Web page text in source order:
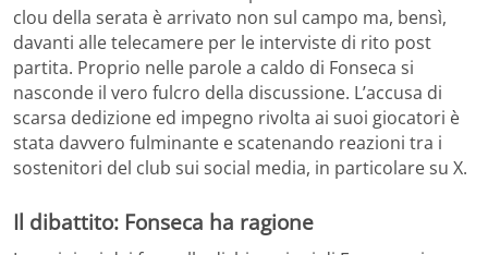
clou della serata è arrivato non sul campo ma, bensì,
davanti alle telecamere per le interviste di rito post
partita. Proprio nelle parole a caldo di Fonseca si
nasconde il vero fulcro della discussione. L’accusa di
scarsa dedizione ed impegno rivolta ai suoi giocatori è
stata davvero fulminante e scatenando reazioni tra i
sostenitori del club sui social media, in particolare su X.
Il dibattito: Fonseca ha ragione